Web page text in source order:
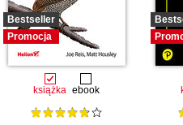
Bestseller
Promocja
książka ebook